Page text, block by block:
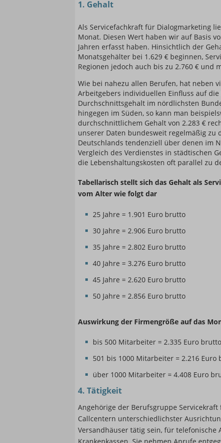
1. Gehalt
Als Servicefachkraft für Dialogmarketing
Monat. Diesen Wert haben wir auf Basis
Jahren erfasst haben. Hinsichtlich der
Monatsgehälter bei 1.629 € beginnen,
Regionen jedoch auch bis zu 2.760 € und
Wie bei nahezu allen Berufen, hat neben
Arbeitgebers individuellen Einfluss auf
Durchschnittsgehalt im nördlichsten
hingegen im Süden, so kann man
durchschnittlichem Gehalt von 2.283 €
unserer Daten bundesweit regelmäßig zu
Deutschlands tendenziell über denen im
Vergleich des Verdienstes in städtischen
die Lebenshaltungskosten oft parallel zu
Tabellarisch stellt sich das Gehalt als
vom Alter wie folgt dar
25 Jahre = 1.901 Euro brutto
30 Jahre = 2.906 Euro brutto
35 Jahre = 2.802 Euro brutto
40 Jahre = 3.276 Euro brutto
45 Jahre = 2.620 Euro brutto
50 Jahre = 2.856 Euro brutto
Auswirkung der Firmengröße auf das
bis 500 Mitarbeiter = 2.335 Euro brutto
501 bis 1000 Mitarbeiter = 2.216 Euro
über 1000 Mitarbeiter = 4.408 Euro
4. Tätigkeit
Angehörige der Berufsgruppe
Callcentern unterschiedlichster
Versandhäuser tätig sein, für